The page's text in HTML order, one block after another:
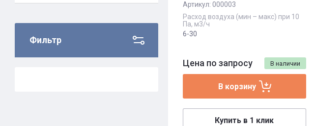
Фильтр
Артикул: 000003
Расход воздуха (мин – макс) при 10
Па, м3/ч
6-30
В наличии
Цена по запросу
В корзину
Купить в 1 клик